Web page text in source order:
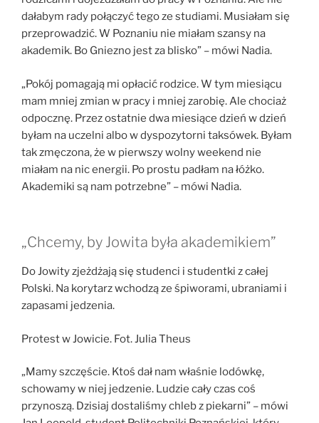
dałabym rady połączyć tego ze studiami. Musiałam się
przeprowadzić. W Poznaniu nie miałam szansy na
akademik. Bo Gniezno jest za blisko” – mówi Nadia.
„Pokój pomagają mi opłacić rodzice. W tym miesiącu
mam mniej zmian w pracy i mniej zarobię. Ale chociaż
odpocznę. Przez ostatnie dwa miesiące dzień w dzień
byłam na uczelni albo w dyspozytorni taksówek. Byłam
tak zmęczona, że w pierwszy wolny weekend nie
miałam na nic energii. Po prostu padłam na łóżko.
Akademiki są nam potrzebne” – mówi Nadia.
„Chcemy, by Jowita była akademikiem”
Do Jowity zjeżdżają się studenci i studentki z całej
Polski. Na korytarz wchodzą ze śpiworami, ubraniami i
zapasami jedzenia.
Protest w Jowicie. Fot. Julia Theus
„Mamy szczęście. Ktoś dał nam właśnie lodówkę,
schowamy w niej jedzenie. Ludzie cały czas coś
przynoszą. Dzisiaj dostaliśmy chleb z piekarni” – mówi